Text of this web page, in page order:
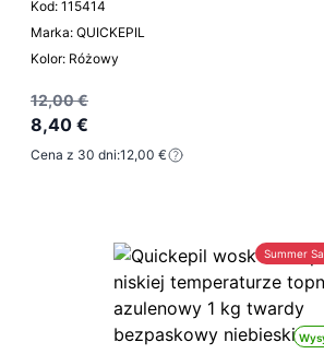
Kod: 115414
Marka: QUICKEPIL
Kolor: Różowy
12,00 €
8,40 €
Cena z 30 dni:12,00 €
Summer